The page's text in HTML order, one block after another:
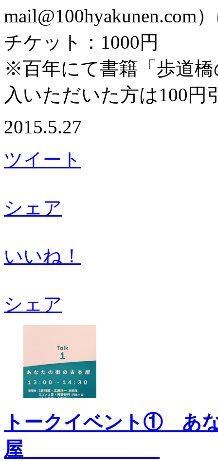
mail@100hyakunen.com
チケット：1000円
※百年にて書籍「歩道
入いただいた方は100円
2015.5.27
ツイート
シェア
いいね！
シェア
トークイベント① あ
屋